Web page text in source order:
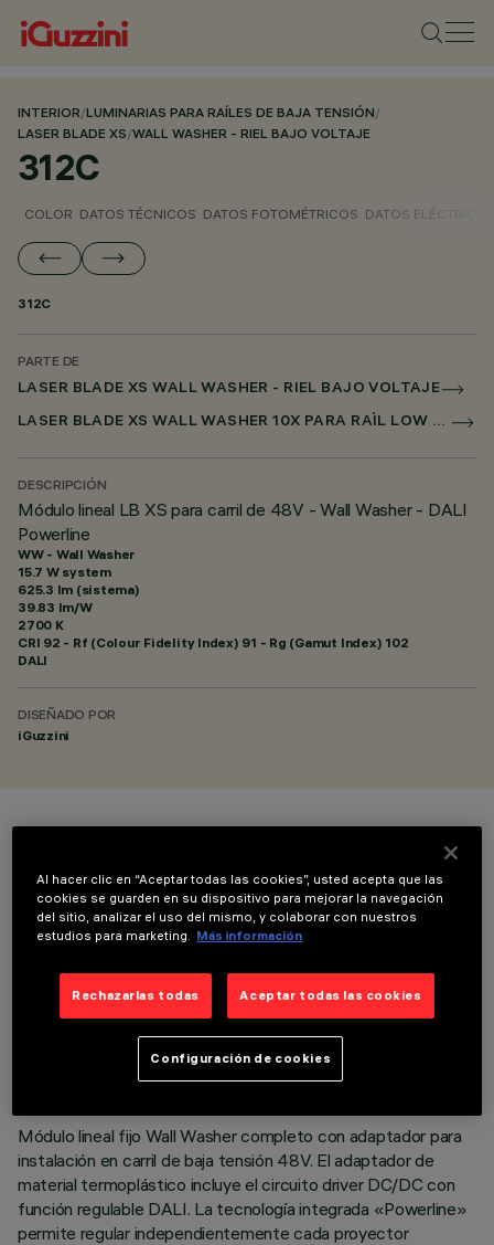
INTERIOR/LUMINARIAS PARA RAÍLES DE BAJA TENSIÓN/
LASER BLADE XS/WALL WASHER - RIEL BAJO VOLTAJE
312C
COLOR DATOS TÉCNICOS DATOS FOTOMÉTRICOS DATOS
312C
PARTE DE
LASER BLADE XS WALL WASHER - RIEL BAJO VOLTAJE
LASER BLADE XS WALL WASHER 10X PARA RAÌL LOW VOLTAGE DALI POWERLINE
DESCRIPCIÓN
Módulo lineal LB XS para carril de 48V - Wall Washer - DALI
Powerline
WW - Wall Washer
15.7 W system
625.3 lm (sistema)
39.83 lm/W
2700 K
CRI 92 - Rf (Colour Fidelity Index) 91 - Rg (Gamut Index) 102
DALI
DISEÑADO POR
iGuzzini
DATOS TÉCNICOS
ÚLTIMA ACTUALIZACIÓN: 03/08/2026
Módulo lineal fijo Wall Washer completo con adaptador para
instalación en carril de baja tensión 48V. El adaptador de
material termoplástico incluye el circuito driver DC/DC con
función regulable DALI. La tecnología integrada «Powerline»
permite regular independientemente cada proyector
Al hacer clic en “Aceptar todas las cookies”, usted acepta que las
cookies se guarden en su dispositivo para mejorar la navegación
del sitio, analizar el uso del mismo, y colaborar con nuestros
estudios para marketing. Más información
Rechazarlas todas Aceptar todas las cookies
Configuración de cookies